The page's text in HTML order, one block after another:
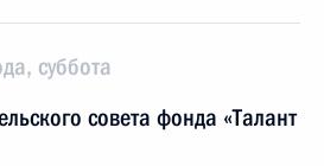
суббота
совета фонда «Талант